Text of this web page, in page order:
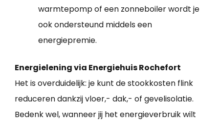
warmtepomp of een zonneboiler wordt je
ook ondersteund middels een
energiepremie.
Energielening via Energiehuis Rochefort
Het is overduidelijk: je kunt de stookkosten flink
reduceren dankzij vloer,- dak,- of gevelisolatie.
Bedenk wel, wanneer jij het energieverbruik wilt